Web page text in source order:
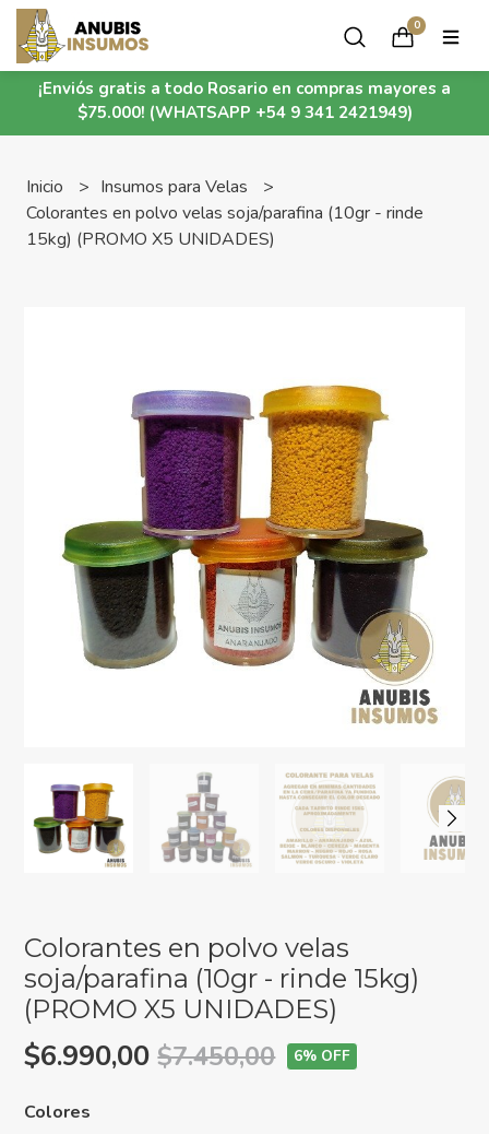
¡Enviós gratis a todo Rosario en compras mayores a
$75.000! (WHATSAPP +54 9 341 2421949)
0
Inicio
Insumos para Velas
Colorantes en polvo velas soja/parafina (10gr - rinde
15kg) (PROMO X5 UNIDADES)
Colorantes en polvo velas
soja/parafina (10gr - rinde 15kg)
(PROMO X5 UNIDADES)
$6.990,00$7.450,00 6% OFF
Colores